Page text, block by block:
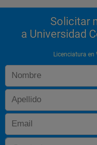
"
5,5
Física
Solicitar
a Universidad
Licenciatura